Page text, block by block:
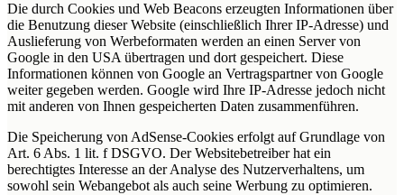
Die durch Cookies und Web Beacons erzeugten Informationen über
die Benutzung dieser Website (einschließlich Ihrer IP-Adresse) und
Auslieferung von Werbeformaten werden an einen Server von
Google in den USA übertragen und dort gespeichert. Diese
Informationen können von Google an Vertragspartner von Google
weiter gegeben werden. Google wird Ihre IP-Adresse jedoch nicht
mit anderen von Ihnen gespeicherten Daten zusammenführen.
Die Speicherung von AdSense-Cookies erfolgt auf Grundlage von
Art. 6 Abs. 1 lit. f DSGVO. Der Websitebetreiber hat ein
berechtigtes Interesse an der Analyse des Nutzerverhaltens, um
sowohl sein Webangebot als auch seine Werbung zu optimieren.